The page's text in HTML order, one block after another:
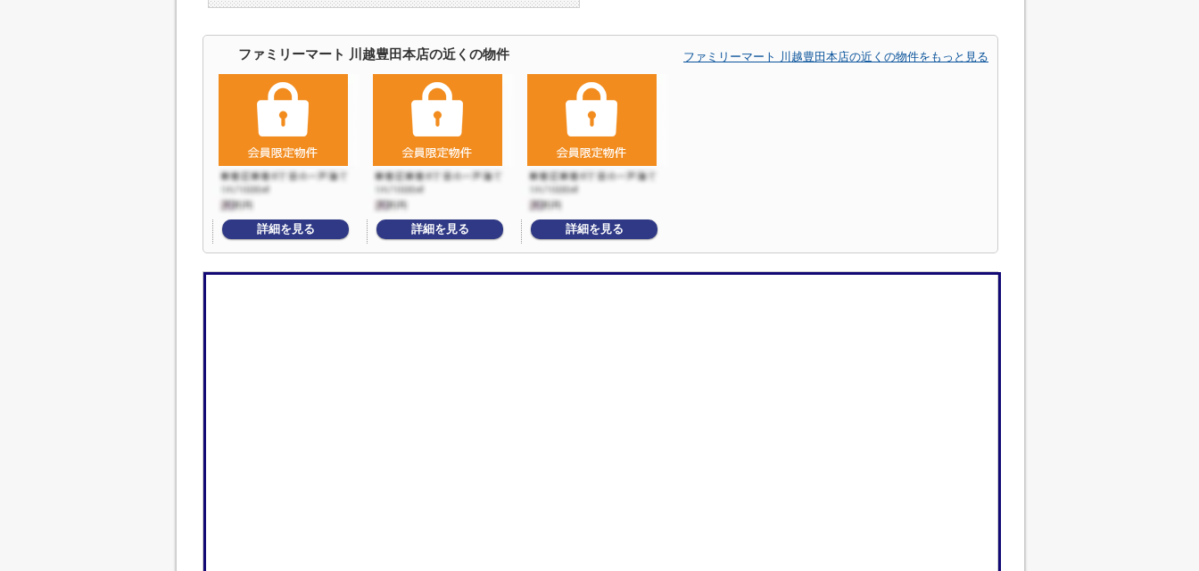
ファミリーマート 川越豊田本店の近くの物件 ファミリーマート 川越豊田本店の近くの物件をもっと見る
詳細を見る 詳細を見る 詳細を見る